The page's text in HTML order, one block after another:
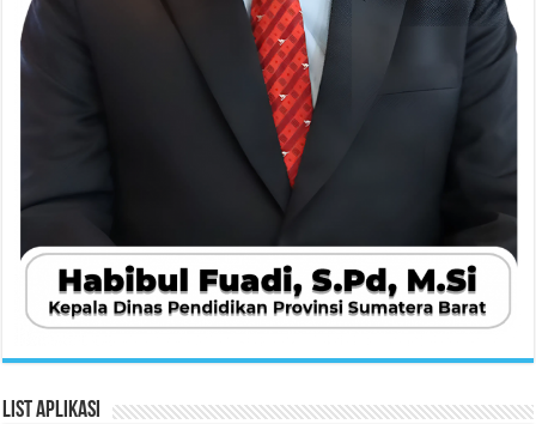
List Aplikasi